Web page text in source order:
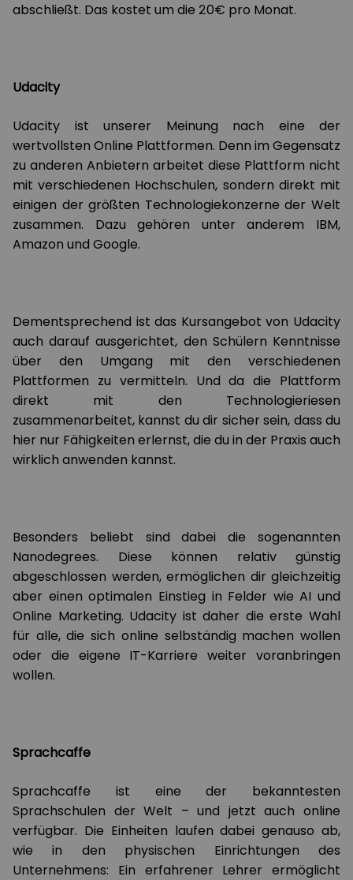
abschließt. Das kostet um die 20€ pro Monat.
Udacity
Udacity ist unserer Meinung nach eine der
wertvollsten Online Plattformen. Denn im Gegensatz
zu anderen Anbietern arbeitet diese Plattform nicht
mit verschiedenen Hochschulen, sondern direkt mit
einigen der größten Technologiekonzerne der Welt
zusammen. Dazu gehören unter anderem IBM,
Amazon und Google.
Dementsprechend ist das Kursangebot von Udacity
auch darauf ausgerichtet, den Schülern Kenntnisse
über den Umgang mit den verschiedenen
Plattformen zu vermitteln. Und da die Plattform
direkt mit den Technologieriesen
zusammenarbeitet, kannst du dir sicher sein, dass du
hier nur Fähigkeiten erlernst, die du in der Praxis auch
wirklich anwenden kannst.
Besonders beliebt sind dabei die sogenannten
Nanodegrees. Diese können relativ günstig
abgeschlossen werden, ermöglichen dir gleichzeitig
aber einen optimalen Einstieg in Felder wie AI und
Online Marketing. Udacity ist daher die erste Wahl
für alle, die sich online selbständig machen wollen
oder die eigene IT-Karriere weiter voranbringen
wollen.
Sprachcaffe
Sprachcaffe ist eine der bekanntesten
Sprachschulen der Welt – und jetzt auch online
verfügbar. Die Einheiten laufen dabei genauso ab,
wie in den physischen Einrichtungen des
Unternehmens: Ein erfahrener Lehrer ermöglicht